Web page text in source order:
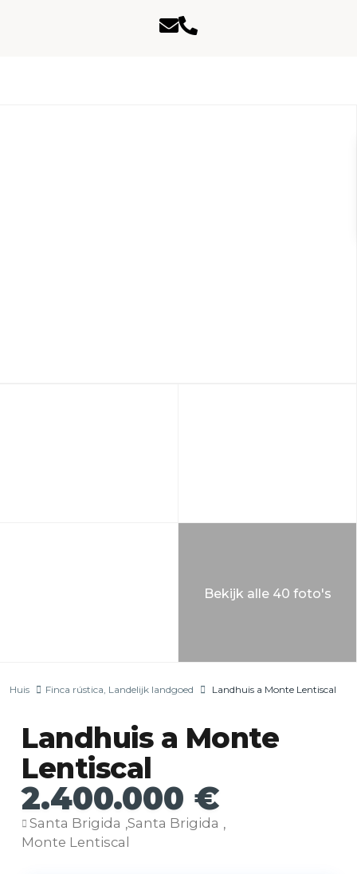
Bekijk alle 40 foto's
Huis Finca rústica, Landelijk landgoed Landhuis a Monte Lentiscal
Landhuis a Monte
Lentiscal
2.400.000 €
Santa Brigida ,Santa Brigida ,
Monte Lentiscal